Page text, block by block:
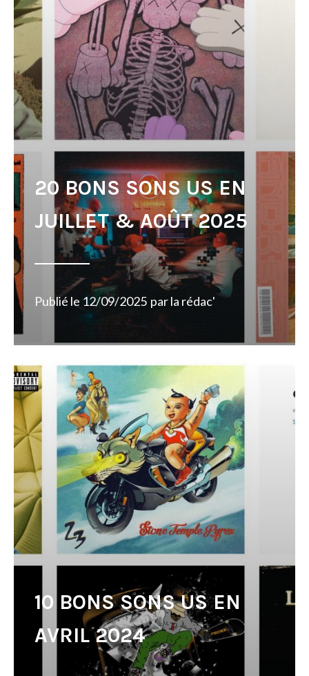
20 BONS SONS US EN
JUILLET & AOÛT 2025
Publié le 12/09/2025 parla rédac'
10 BONS SONS US EN
AVRIL 2024